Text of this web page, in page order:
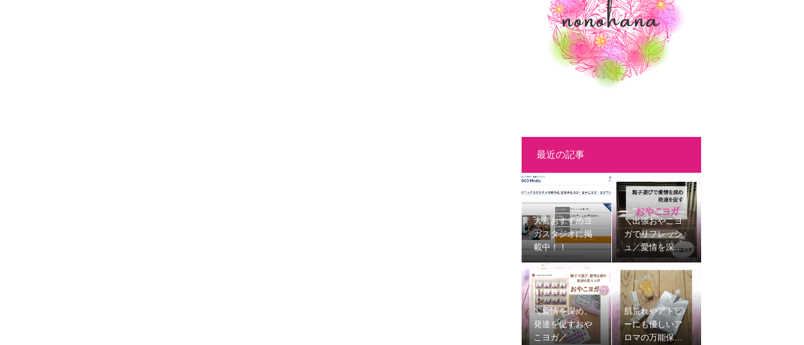
最近の記事
大宮おすすめヨ
ガスタジオに掲
載中！！
＼出張おやこヨ
ガでリフレッシ
ュ／愛情を深
め、発達を促す
子育てを楽しく
する時間
＼愛情を深め、
発達を促すおや
こヨガ／
肌荒れやアトピ
ーにも優しいア
ロマの万能保湿